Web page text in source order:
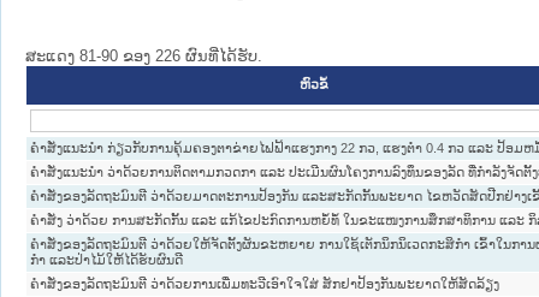
ສະແດງ 81-90 ຂອງ 226 ຜົນທີ່ໄດ້ຮັບ.
ຫົວຂໍ້
ຄຳສັ່ງແນະນຳ ກ່ຽວກັບການຄຸ້ມຄອງຕາຂ່າຍໄຟຟ້າແຮງກາງ 22 ກວ, ແຮງຕ່ຳ 0.4 ກວ ແລະ ປ້ອມຫ
ຄຳສັ່ງແນະນຳ ວ່າດ້ວຍການຕິດຕາມກວດກາ ແລະ ປະເມີນຜົນໂຄງການລົງທຶນຂອງລັດ ທີ່ກຳລັງຈັດຕັ້
ຄໍາສັ່ງຂອງລັດຖະມົນຕີ ວ່າດ້ວຍມາດຕະການປ້ອງກັນ ແລະສະກັດກັ້ນພະຍາດ ໄຂຫວັດສັດປີກຢ່າງເ
ຄຳສັ່ງ ວ່າດ້ວຍ ການສະກັດກັ້ນ ແລະ ແກ້ໄຂປະກົດການຫຍໍ້ທໍ້ ໃນຂະແໜງການສຶກສາທິການ ແລະ ກິ
ຄໍາສັ່ງຂອງລັດຖະມົນຕີ ວ່າດ້ວຍໃຫ້ຈັດຕັ້ງຜັນຂະຫຍາຍ ການໃຊ້ເຕັກນິກນິເວດກະສິກໍາ ເຂົ້າໃນກາ
ກໍາ ແລະປ່າໄມ້ໃຫ້ໄດ້ຮັບຜົນດີ
ຄໍາສັ່ງຂອງລັດຖະມົນຕີ ວ່າດ້ວຍການເພີ່ມທະວີເອົາໃຈໃສ່ ສັກຢາປ້ອງກັນພະຍາດໃຫ້ສັດລ້ຽງ